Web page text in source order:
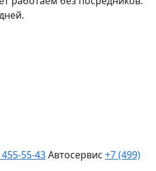
55-43Автосервис +7 (499)